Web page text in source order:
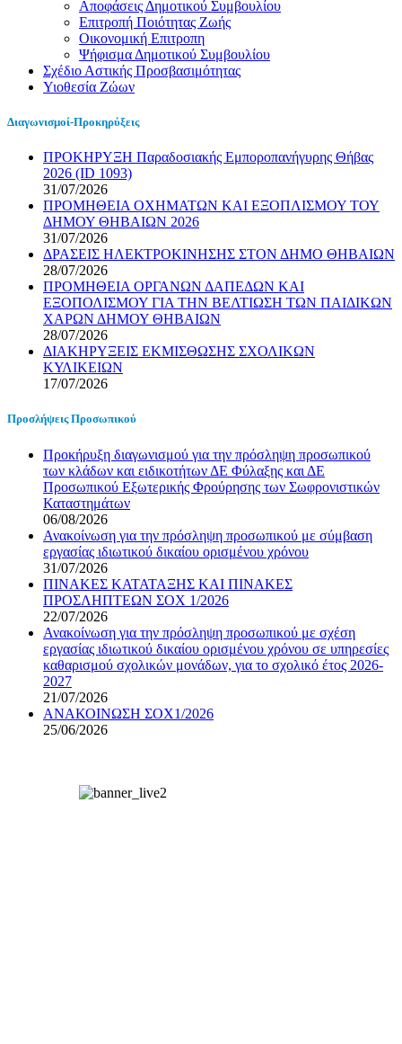
Αποφάσεις Δημοτικού Συμβουλίου
Επιτροπή Ποιότητας Ζωής
Οικονομική Επιτροπη
Ψήφισμα Δημοτικού Συμβουλίου
Σχέδιο Αστικής Προσβασιμότητας
Υιοθεσία Ζώων
Διαγωνισμοί-Προκηρύξεις
ΠΡΟΚΗΡΥΞΗ Παραδοσιακής Εμποροπανήγυρης Θήβας
2026 (ID 1093)
31/07/2026
ΠΡΟΜΗΘΕΙΑ ΟΧΗΜΑΤΩΝ ΚΑΙ ΕΞΟΠΛΙΣΜΟΥ ΤΟΥ
ΔΗΜΟΥ ΘΗΒΑΙΩΝ 2026
31/07/2026
ΔΡΑΣΕΙΣ ΗΛΕΚΤΡΟΚΙΝΗΣΗΣ ΣΤΟΝ ΔΗΜΟ ΘΗΒΑΙΩΝ
28/07/2026
ΠΡΟΜΗΘΕΙΑ ΟΡΓΑΝΩΝ ΔΑΠΕΔΩΝ ΚΑΙ
ΕΞΟΠΟΛΙΣΜΟΥ ΓΙΑ ΤΗΝ ΒΕΛΤΙΩΣΗ ΤΩΝ ΠΑΙΔΙΚΩΝ
ΧΑΡΩΝ ΔΗΜΟΥ ΘΗΒΑΙΩΝ
28/07/2026
ΔΙΑΚΗΡΥΞΕΙΣ ΕΚΜΙΣΘΩΣΗΣ ΣΧΟΛΙΚΩΝ
ΚΥΛΙΚΕΙΩΝ
17/07/2026
Προσλήψεις Προσωπικού
Προκήρυξη διαγωνισμού για την πρόσληψη προσωπικού
των κλάδων και ειδικοτήτων ΔΕ Φύλαξης και ΔΕ
Προσωπικού Εξωτερικής Φρούρησης των Σωφρονιστικών
Καταστημάτων
06/08/2026
Ανακοίνωση για την πρόσληψη προσωπικού με σύμβαση
εργασίας ιδιωτικού δικαίου ορισμένου χρόνου
31/07/2026
ΠΙΝΑΚΕΣ ΚΑΤΑΤΑΞΗΣ ΚΑΙ ΠΙΝΑΚΕΣ
ΠΡΟΣΛΗΠΤΕΩΝ ΣΟΧ 1/2026
22/07/2026
Ανακοίνωση για την πρόσληψη προσωπικού με σχέση
εργασίας ιδιωτικού δικαίου ορισμένου χρόνου σε υπηρεσίες
καθαρισμού σχολικών μονάδων, για το σχολικό έτος 2026-
2027
21/07/2026
ΑΝΑΚΟΙΝΩΣΗ ΣΟΧ1/2026
25/06/2026